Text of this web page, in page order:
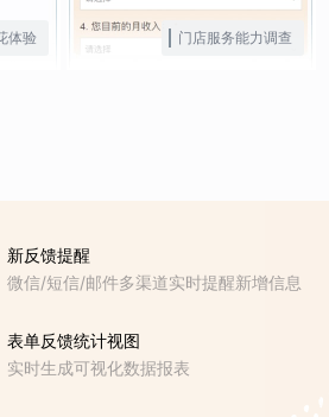
体验 门店服务能力调查
新反馈提醒
微信/短信/邮件多渠道实时提醒新增信息
表单反馈统计视图
实时生成可视化数据报表